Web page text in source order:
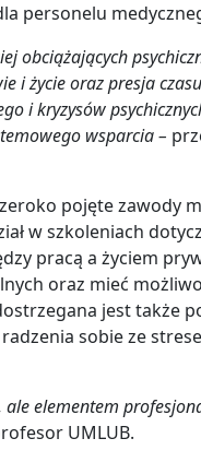
personelu
obciążających
i życie oraz presja
i kryzysów
wsparcia –
pojęte zawody
w szkoleniach
pracą a życiem
oraz mieć
jest także
sobie ze
ale elementem
UMLUB.